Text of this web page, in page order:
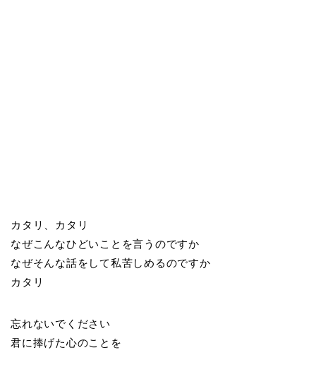
カタリ、カタリ
なぜこんなひどいことを言うのですか
なぜそんな話をして私苦しめるのですか
カタリ
忘れないでください
君に捧げた心のことを